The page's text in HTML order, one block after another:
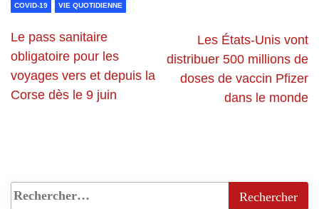
d’une semaine
couvre-feu à
Jean Castex
annoncer
COVID-19 VIE QUOTIDIENNE
Le pass sanitaire
obligatoire pour les
voyages vers et depuis la
Corse dès le 9 juin
Les États-Unis vont
distribuer 500 millions de
doses de vaccin Pfizer
dans le monde